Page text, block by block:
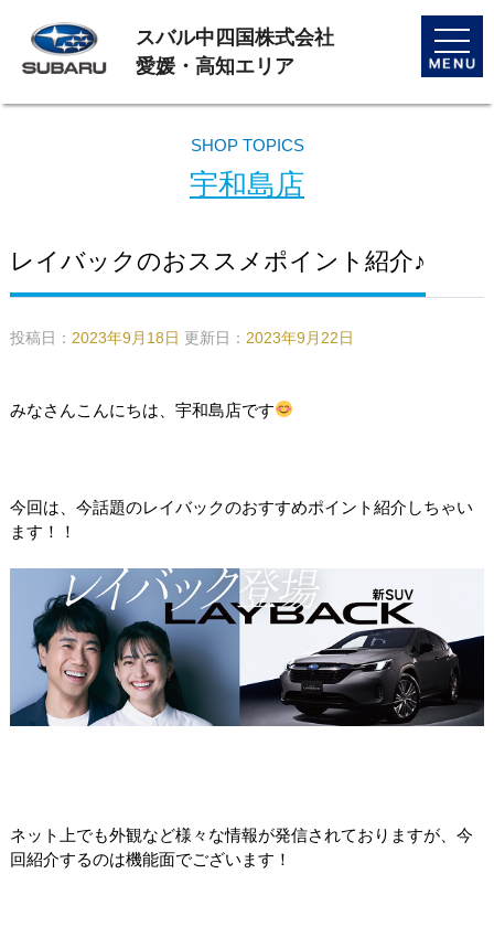
toggle
スバル中四国株式会社
愛媛・高知エリア
SHOP TOPICS
宇和島店
レイバックのおススメポイント紹介♪
投稿日： 2023年9月18日 更新日： 2023年9月22日
みなさんこんにちは、宇和島店です
今回は、今話題のレイバックのおすすめポイント紹介しちゃい
ます！！
ネット上でも外観など様々な情報が発信されておりますが、今
回紹介するのは機能面でございます！